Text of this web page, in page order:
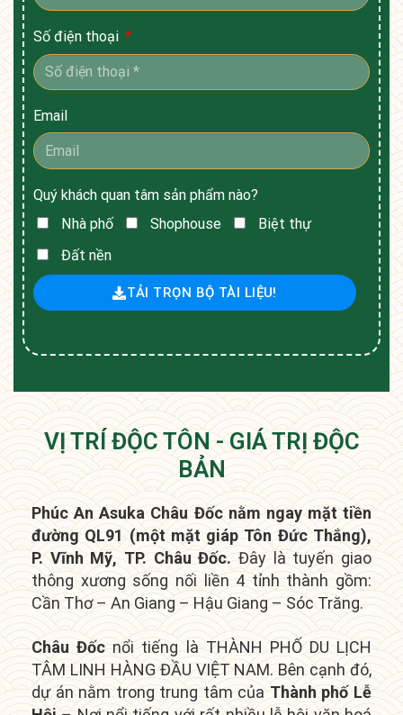
Số điện thoại
Email
Quý khách quan tâm sản phẩm nào?
Nhà phố
Shophouse
Biệt thự
Đất nền
TẢI TRỌN BỘ TÀI LIỆU!
VỊ TRÍ ĐỘC TÔN - GIÁ TRỊ ĐỘC
BẢN
Phúc An Asuka Châu Đốc nằm ngay mặt tiền
đường QL91 (một mặt giáp Tôn Đức Thắng),
P. Vĩnh Mỹ, TP. Châu Đốc. Đây là tuyến giao
thông xương sống nối liền 4 tỉnh thành gồm:
Cần Thơ – An Giang – Hậu Giang – Sóc Trăng.
Châu Đốcnổi tiếng là THÀNH PHỐ DU LỊCH
TÂM LINH HÀNG ĐẦU VIỆT NAM. Bên cạnh đó,
dự án nằm trong trung tâm củaThành phố Lễ